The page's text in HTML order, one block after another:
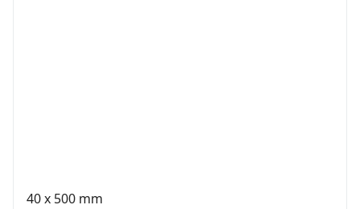
40 x 500 mm